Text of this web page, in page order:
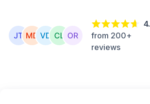
from 200+
reviews